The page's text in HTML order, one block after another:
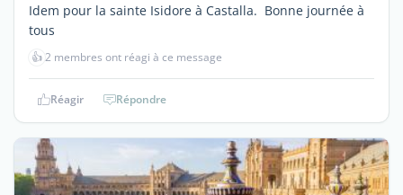
Idem pour la sainte Isidore à Castalla. Bonne journée à
tous
👍2 membres ont réagi à ce message
Réagir Répondre